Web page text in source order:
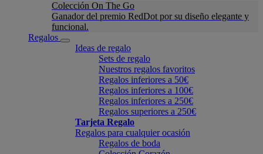
Colección On The Go
Ganador del premio RedDot por su diseño elegante y
funcional.
Regalos
Ideas de regalo
Sets de regalo
Nuestros regalos favoritos
Regalos inferiores a 50€
Regalos inferiores a 100€
Regalos inferiores a 250€
Regalos superiores a 250€
Tarjeta Regalo
Regalos para cualquier ocasión
Regalos de boda